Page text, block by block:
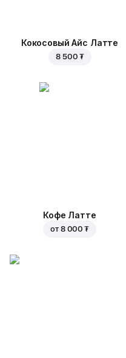
Кокосовый Айс Латте
8 500 ₮
Кофе Латте
от 8 000 ₮